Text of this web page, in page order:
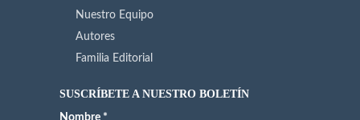
Nuestro Equipo
Autores
Familia Editorial
SUSCRÍBETE A NUESTRO BOLETÍN